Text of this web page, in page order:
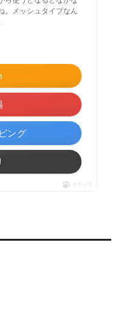
。メッシュタイプなん
ング
ポチップ